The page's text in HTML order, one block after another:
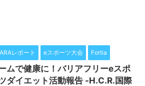
レポート eスポーツ大会 Fortia
ムで健康に！バリアフリーeスポ
ダイエット活動報告 -H.C.R.国際